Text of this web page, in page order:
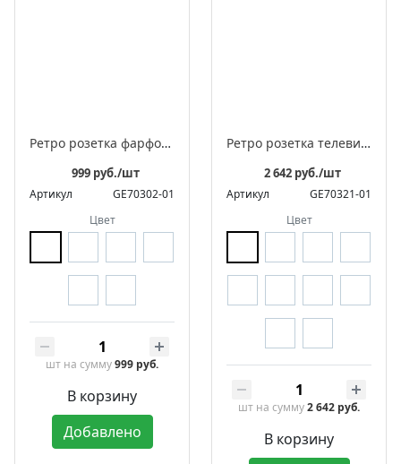
Ретро розетка фарфоровая электрическая с заземляющим контактом, серия "АВРОРА"
999 руб./шт
Артикул
GE70302-01
Цвет
шт на сумму999 руб.
В корзину
Добавлено
Ретро розетка телевизионная оконечная фарфоровая, серия "МЕЗОНИНЪ"
2 642 руб./шт
Артикул
GE70321-01
Цвет
шт на сумму2 642 руб.
В корзину